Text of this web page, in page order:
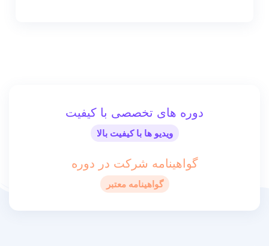
دوره های تخصصی با کیفیت
ویدیو ها با کیفیت بالا
گواهینامه شرکت در دوره
گواهینامه معتبر